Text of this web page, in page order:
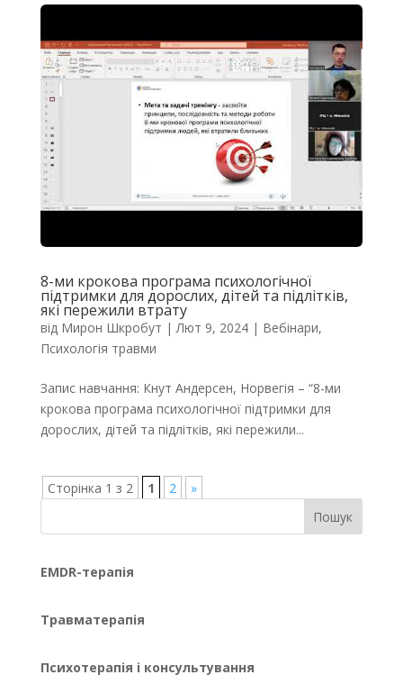
8-ми крокова програма психологічної
підтримки для дорослих, дітей та підлітків,
які пережили втрату
від Мирон Шкробут |Лют 9, 2024| Вебінари,
Психологія травми
Запис навчання: Кнут Андерсен, Норвегія – “8-ми
крокова програма психологічної підтримки для
дорослих, дітей та підлітків, які пережили...
Сторінка 1 з 2 1 2
»
Пошук
EMDR-терапія
Травматерапія
Психотерапія і консультування